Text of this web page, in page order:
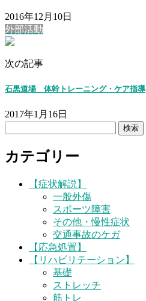
2016年12月10日
外部活動
次の記事
石黒道場 体幹トレーニング・ケア指導
2017年1月16日
カテゴリー
【症状解説】
一般外傷
スポーツ障害
その他・慢性症状
交通事故のケガ
【応急処置】
【リハビリテーション】
基礎
ストレッチ
筋トレ